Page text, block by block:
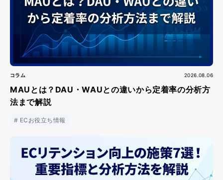
コラム 2026.08.06
MAUとは？DAU・WAUとの違いから定着率の分析方
法まで解説
ECお役立ち情報